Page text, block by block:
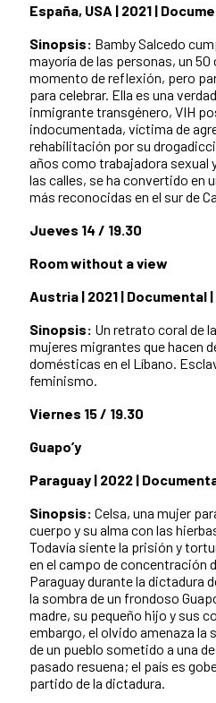
España, USA | 2021 |
Sinopsis: Bamby Salcedo
mayoría de las personas, un 50
momento de reflexión, pero
para celebrar. Ella es una
inmigrante transgénero, VIH
indocumentada, víctima de
rehabilitación por su
años como trabajadora sexual
las calles, se ha convertido en
más reconocidas en el sur de
Jueves 14 / 19.30
Room without a view
Austria | 2021 | Documental |
Sinopsis: Un retrato coral de
mujeres migrantes que hacen
domésticas en el Líbano.
feminismo.
Viernes 15 / 19.30
Guapo’y
Paraguay | 2022 |
Sinopsis: Celsa, una mujer
cuerpo y su alma con las
Todavía siente la prisión y
en el campo de concentración
Paraguay durante la dictadura
la sombra de un frondoso
madre, su pequeño hijo y sus
embargo, el olvido amenaza la
de un pueblo sometido a una
pasado resuena; el país es
partido de la dictadura.